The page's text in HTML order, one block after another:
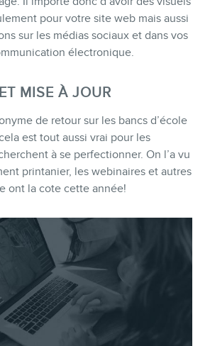
pour votre site web mais aussi
sur les médias sociaux et dans vos
électronique.
MISE À JOUR
de retour sur les bancs d’école
est tout aussi vrai pour les
à se perfectionner. On l’a vu
printanier, les webinaires et autres
ont la cote cette année!